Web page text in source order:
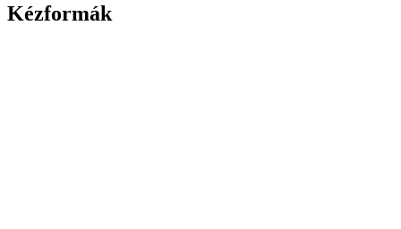
Kézformák